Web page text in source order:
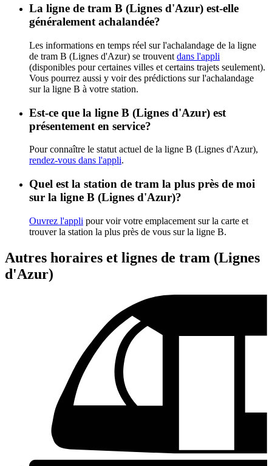
La ligne de tram B (Lignes d'Azur) est-elle
généralement achalandée?
Les informations en temps réel sur l'achalandage de la ligne
de tram B (Lignes d'Azur) se trouvent dans l'appli
(disponibles pour certaines villes et certains trajets seulement).
Vous pourrez aussi y voir des prédictions sur l'achalandage
sur la ligne B à votre station.
Est-ce que la ligne B (Lignes d'Azur) est
présentement en service?
Pour connaître le statut actuel de la ligne B (Lignes d'Azur),
rendez-vous dans l'appli.
Quel est la station de tram la plus près de moi
sur la ligne B (Lignes d'Azur)?
Ouvrez l'appli pour voir votre emplacement sur la carte et
trouver la station la plus près de vous sur la ligne B.
Autres horaires et lignes de tram (Lignes
d'Azur)